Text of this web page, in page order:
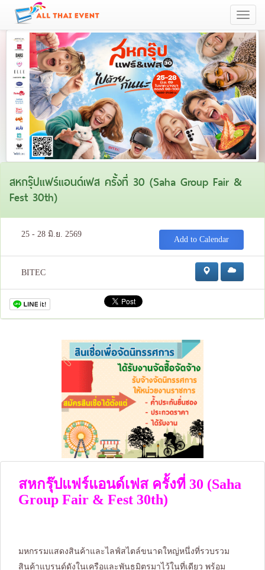
Toggle
สหกรุ๊ปแฟร์แอนด์เฟส ครั้งที่ 30 (Saha Group Fair &
Fest 30th)
25 - 28 มิ.ย. 2569
Add to Calendar
BITEC
สหกรุ๊ปแฟร์แอนด์เฟส ครั้งที่ 30 (Saha
Group Fair & Fest 30th)
มหกรรมแสดงสินค้าและไลฟ์สไตล์ขนาดใหญ่หนึ่งที่รวบรวม
สินค้าแบรนด์ดังในเครือและพันธมิตรมาไว้ในที่เดียว พร้อม